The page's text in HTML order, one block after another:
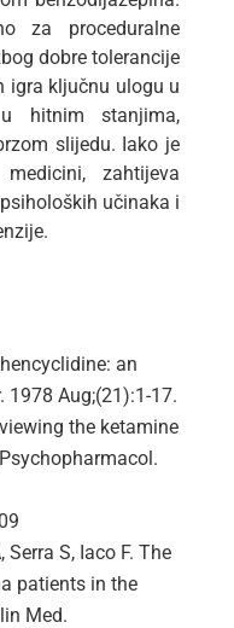
za proceduralne
dobre tolerancije
igra ključnu ulogu u
hitnim stanjima,
slijedu. Iako je
zahtijeva
učinaka i
an
1978 Aug;(21):1-17.
the ketamine
Serra S, Iaco F. The
patients in the
Med.